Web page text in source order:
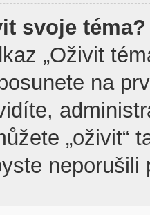
svoje téma?
„Oživit
na
„oživit“
neporušili